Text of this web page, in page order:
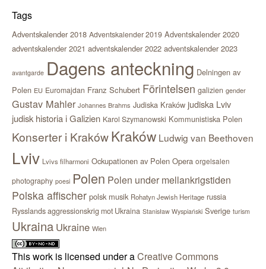
Tags
Adventskalender 2018 Adventskalender 2019 Adventskalender 2020
adventskalender 2021 adventskalender 2022 adventskalender 2023
avantgarde Dagens anteckning Delningen av
Polen EU Euromajdan Franz Schubert Förintelsen galizien gender
Gustav Mahler Johannes Brahms Judiska Kraków judiska Lviv
judisk historia i Galizien Karol Szymanowski Kommunistiska Polen
Konserter i KrakówKraków Ludwig van Beethoven
Lviv Lvivs filharmoni Ockupationen av Polen Opera orgelsalen
photography poesi Polen Polen under mellankrigstiden
Polska affischer polsk musik Rohatyn Jewish Heritage russia
Rysslands aggressionskrig mot Ukraina Stanisław Wyspiański Sverige turism
Ukraina Ukraine Wien
This work is licensed under aCreative Commons